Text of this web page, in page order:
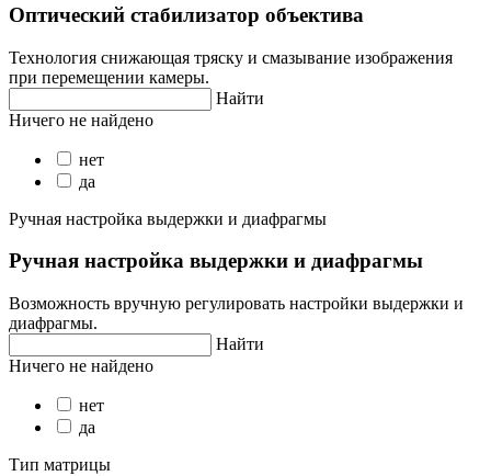
Оптический стабилизатор объектива
Технология снижающая тряску и смазывание изображения
при перемещении камеры.
Найти
Ничего не найдено
нет
да
Ручная настройка выдержки и диафрагмы
Ручная настройка выдержки и диафрагмы
Возможность вручную регулировать настройки выдержки и
диафрагмы.
Найти
Ничего не найдено
нет
да
Тип матрицы